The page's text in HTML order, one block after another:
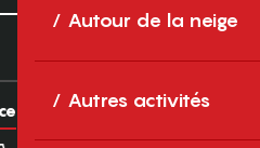
Autour de la neige
Autres activités
Europe